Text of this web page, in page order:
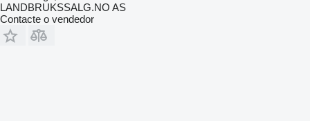
LANDBRUKSSALG.NO AS
Contacte o vendedor